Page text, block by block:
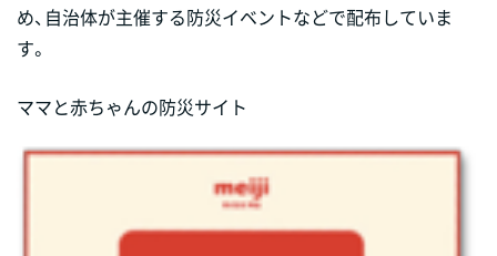
め、自治体が主催する防災イベントなどで配布していま
す。
ママと赤ちゃんの防災サイト